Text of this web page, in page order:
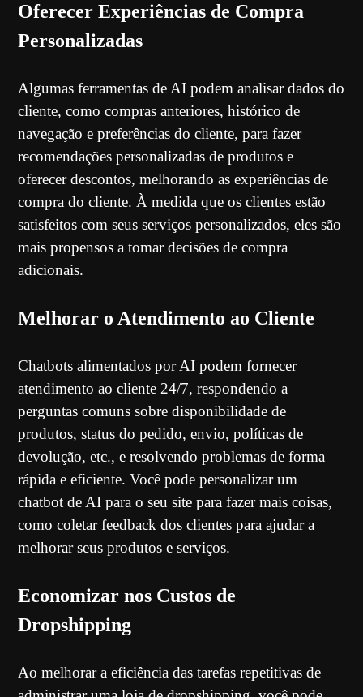
Oferecer Experiências de Compra
Personalizadas
Algumas ferramentas de AI podem analisar dados do
cliente, como compras anteriores, histórico de
navegação e preferências do cliente, para fazer
recomendações personalizadas de produtos e
oferecer descontos, melhorando as experiências de
compra do cliente. À medida que os clientes estão
satisfeitos com seus serviços personalizados, eles são
mais propensos a tomar decisões de compra
adicionais.
Melhorar o Atendimento ao Cliente
Chatbots alimentados por AI podem fornecer
atendimento ao cliente 24/7, respondendo a
perguntas comuns sobre disponibilidade de
produtos, status do pedido, envio, políticas de
devolução, etc., e resolvendo problemas de forma
rápida e eficiente. Você pode personalizar um
chatbot de AI para o seu site para fazer mais coisas,
como coletar feedback dos clientes para ajudar a
melhorar seus produtos e serviços.
Economizar nos Custos de
Dropshipping
Ao melhorar a eficiência das tarefas repetitivas de